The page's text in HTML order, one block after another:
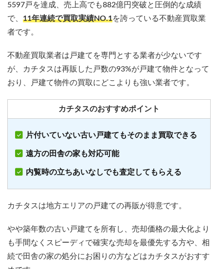
5597戸を達成、売上高でも882億円突破と圧倒的な成績
で、 11年連続で買取実績NO.1を誇っている不動産買取業
者です。
不動産買取業者は戸建てを専門とする業者が少ないです
が、カチタスは再販した戸数の93%が戸建て物件となって
おり、戸建て物件の買取にどこよりも強い業者です。
カチタスのおすすめポイント
片付いていない古い戸建てもそのまま買取できる
遠方の田舎の家も対応可能
内覧時の立ちあいなしでも査定してもらえる
カチタスは地方エリアの戸建ての再販が得意です。
やや築年数の古い戸建てを所有し、売却価格の最大化より
も手間なくスピーディで確実な売却を最優先する方や、相
続で田舎の家の処分にお困りの方などはカチタスがおすす